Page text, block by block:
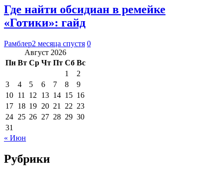
Где найти обсидиан в ремейке
«Готики»: гайд
Рамблер2 месяца спустя 0
Август 2026
Пн Вт Ср Чт Пт Сб Вс
1
2
3
4 5 6 7 8
9
10 11 12 13 14 15 16
17 18 19 20 21 22 23
24 25 26 27 28 29 30
31
« Июн
Рубрики